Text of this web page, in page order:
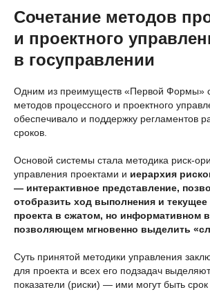
Сочетание методов
и проектного
в госуправлении
Одним из преимуществ «Первой Формы»
методов процессного и проектного
обеспечивало и поддержку регламентов
сроков.
Основой системы стала методика риск-
управления проектами и иерархия
— интерактивное представление,
отобразить ход выполнения и текущее
проекта в сжатом, но информативном
позволяющем мгновенно выделить
Суть принятой методики управления
для проекта и всех его подзадач
показатели (риски) — ими могут быть